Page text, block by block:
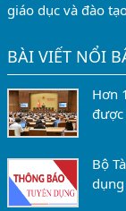
giáo dục và đào
BÀI VIẾT NỔI
Hơn
Bộ